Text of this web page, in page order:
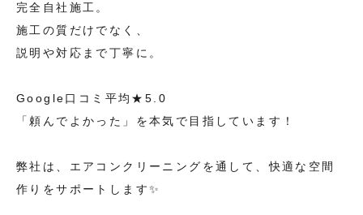
完全自社施工。
施工の質だけでなく、
説明や対応まで丁寧に。
Google口コミ平均★5.0
「頼んでよかった」を本気で目指しています！
弊社は、エアコンクリーニングを通して、快適な空間
作りをサポートします✨